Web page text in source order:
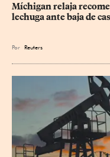
Míchigan relaja
lechuga ante baja de
Por Reuters